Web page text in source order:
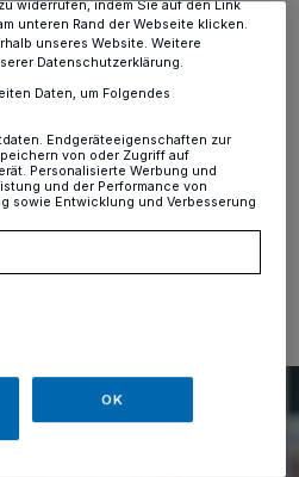
DIE LINKE lädt zur
dem offenen
Themen und Anliegen
31. Januar, 18 Uhr,
Neuenhausplatz.
widerrufen, indem Sie auf den Link
unteren Rand der Webseite klicken.
unseres Website. Weitere
Datenschutzerklärung.
Daten, um Folgendes
Endgeräteeigenschaften zur
von oder Zugriff auf
Personalisierte Werbung und
und der Performance von
sowie Entwicklung und Verbesserung
OK